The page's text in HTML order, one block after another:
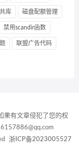
库 磁盘配额管理
禁用scandir函数
联盟广告代码
果有文章侵犯了您的权
浙ICP备2023005527